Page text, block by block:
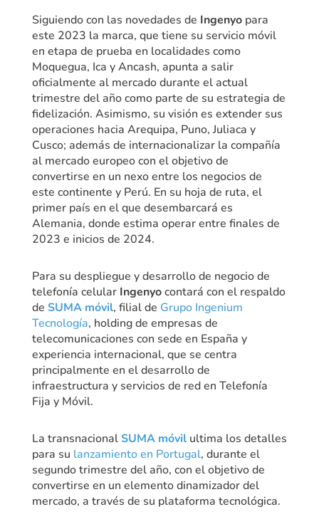
Siguiendo con las novedades de Ingenyopara
este 2023 la marca, que tiene su servicio móvil
en etapa de prueba en localidades como
Moquegua, Ica y Ancash, apunta a salir
oficialmente al mercado durante el actual
trimestre del año como parte de su estrategia de
fidelización. Asimismo, su visión es extender sus
operaciones hacia Arequipa, Puno, Juliaca y
Cusco; además de internacionalizar la compañía
al mercado europeo con el objetivo de
convertirse en un nexo entre los negocios de
este continente y Perú. En su hoja de ruta, el
primer país en el que desembarcará es
Alemania, donde estima operar entre finales de
2023 e inicios de 2024.
Para su despliegue y desarrollo de negocio de
telefonía celular Ingenyocontará con el respaldo
de SUMA móvil, filial de Grupo Ingenium
Tecnología, holding de empresas de
telecomunicaciones con sede en España y
experiencia internacional, que se centra
principalmente en el desarrollo de
infraestructura y servicios de red en Telefonía
Fija y Móvil.
La transnacionalSUMA móvilultima los detalles
para su lanzamiento en Portugal, durante el
segundo trimestre del año, con el objetivo de
convertirse en un elemento dinamizador del
mercado, a través de su plataforma tecnológica.